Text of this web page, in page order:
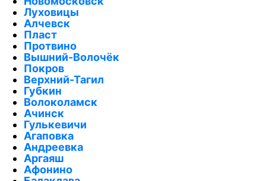
Луховицы
Алчевск
Пласт
Протвино
Вышний-Волочёк
Покров
Верхний-Тагил
Губкин
Волоколамск
Ачинск
Гулькевичи
Агаповка
Андреевка
Аргаяш
Афонино